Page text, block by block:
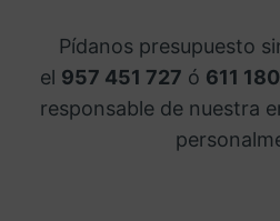
Pídanos presupuesto
el 957 451 727 ó 611
responsable de nuestra